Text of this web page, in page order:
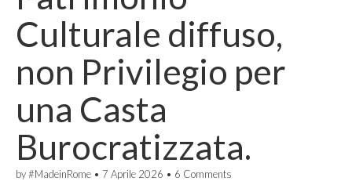
Culturale diffuso,
non Privilegio per
una Casta
Burocratizzata.
by#MadeinRome • 7 Aprile 2026 • 6 Comments